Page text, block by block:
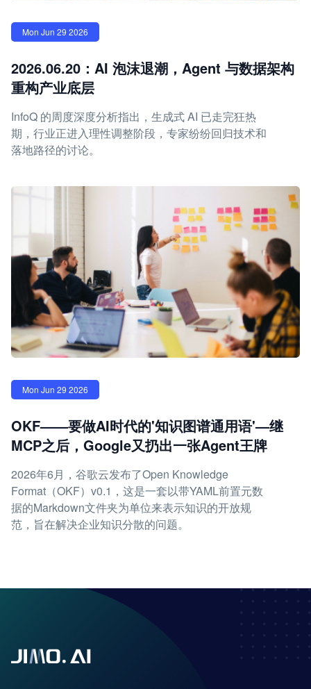
Mon Jun 29 2026
2026.06.20：AI 泡沫退潮，Agent 与数据架构
重构产业底层
InfoQ 的周度深度分析指出，生成式 AI 已走完狂热
期，行业正进入理性调整阶段，专家纷纷回归技术和
落地路径的讨论。
Mon Jun 29 2026
OKF——要做AI时代的'知识图谱通用语'—继
MCP之后，Google又扔出一张Agent王牌
2026年6月，谷歌云发布了Open Knowledge
Format（OKF）v0.1，这是一套以带YAML前置元数
据的Markdown文件夹为单位来表示知识的开放规
范，旨在解决企业知识分散的问题。